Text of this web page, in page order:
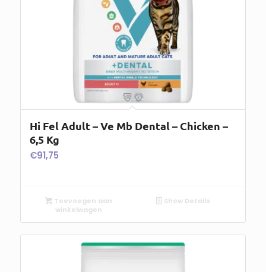
Hi Fel Adult – Ve Mb Dental – Chicken –
6,5 Kg
€91,75
Toevoegen aan
winkelwagen
Show Details